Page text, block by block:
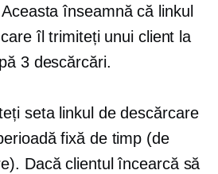
înseamnă că linkul
îl trimiteți unui client la
3 descărcări.
seta linkul de descărcare
fixă ​​de timp (de
Dacă clientul încearcă să